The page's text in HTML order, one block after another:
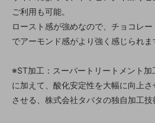
ご利用も可能。
ロースト感が強めなので、チョコレ
でアーモンド感がより強く感じられま
※ST加工：スーパートリートメント
に加えて、酸化安定性を大幅に向上
させる、株式会社タバタの独自加工技